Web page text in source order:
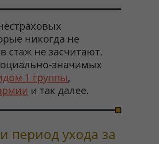
никогда не
стаж не засчитают.
значимых
1 группы,
и так далее.
период ухода за